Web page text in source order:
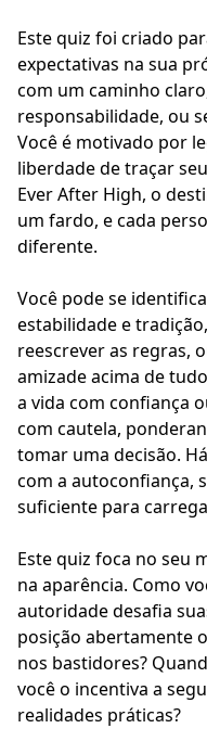
Este quiz foi criado
expectativas na sua
com um caminho
responsabilidade, ou
Você é motivado por
liberdade de traçar
Ever After High, o
um fardo, e cada
diferente.
Você pode se
estabilidade e
reescrever as regras,
amizade acima de
a vida com confiança
com cautela,
tomar uma decisão.
com a autoconfiança,
suficiente para
Este quiz foca no seu
na aparência. Como
autoridade desafia
posição abertamente
nos bastidores?
você o incentiva a
realidades práticas?